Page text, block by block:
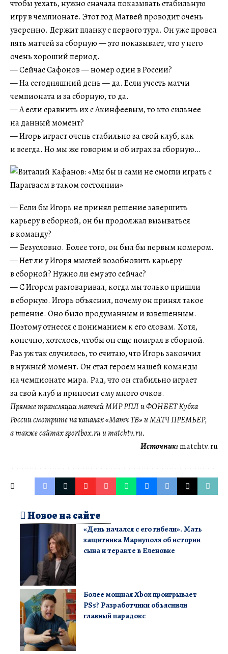
чтобы уехать, нужно сначала показывать стабильную
игру в чемпионате. Этот год Матвей проводит очень
уверенно. Держит планку с первого тура. Он уже провел
пять матчей за сборную — это показывает, что у него
очень хороший период.
— Сейчас Сафонов — номер один в России?
— На сегодняшний день — да. Если учесть матчи
чемпионата и за сборную, то да.
— А если сравнить их с Акинфеевым, то кто сильнее
на данный момент?
— Игорь играет очень стабильно за свой клуб, как
и всегда. Но мы же говорим и об играх за сборную…
— Если бы Игорь не принял решение завершить
карьеру в сборной, он бы продолжал вызываться
в команду?
— Безусловно. Более того, он был бы первым номером.
— Нет ли у Игоря мыслей возобновить карьеру
в сборной? Нужно ли ему это сейчас?
— С Игорем разговаривал, когда мы только пришли
в сборную. Игорь объяснил, почему он принял такое
решение. Оно было продуманным и взвешенным.
Поэтому отнесся с пониманием к его словам. Хотя,
конечно, хотелось, чтобы он еще поиграл в сборной.
Раз уж так случилось, то считаю, что Игорь закончил
в нужный момент. Он стал героем нашей команды
на чемпионате мира. Рад, что он стабильно играет
за свой клуб и приносит ему много очков.
Прямые трансляции матчей МИР РПЛ и ФОНБЕТ Кубка
России смотрите на каналах «Матч ТВ» и МАТЧ ПРЕМЬЕР,
а также сайтах sportbox.ru и matchtv.ru.
Источник:matchtv.ru
Новое на сайте
«День начался с его гибели». Мать
защитника Мариуполя об истории
сына и теракте в Еленовке
Более мощная Xbox проигрывает
PS5? Разработчики объяснили
главный парадокс